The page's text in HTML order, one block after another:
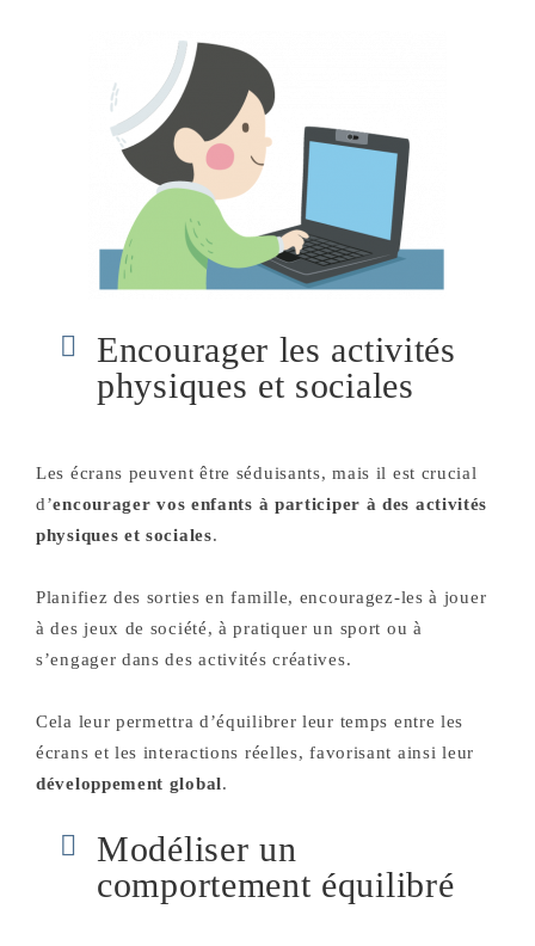
Encourager les activités
physiques et sociales
Les écrans peuvent être séduisants, mais il est crucial
d’encourager vos enfants à participer à des activités
physiques et sociales.
Planifiez des sorties en famille, encouragez-les à jouer
à des jeux de société, à pratiquer un sport ou à
s’engager dans des activités créatives.
Cela leur permettra d’équilibrer leur temps entre les
écrans et les interactions réelles, favorisant ainsi leur
développement global.
Modéliser un
comportement équilibré